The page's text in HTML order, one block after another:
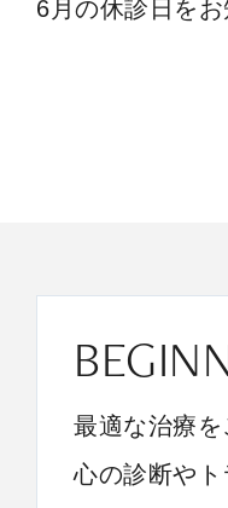
6月の休診日をお
最適な治療
心の診断や